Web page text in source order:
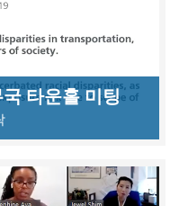
타운홀 미팅